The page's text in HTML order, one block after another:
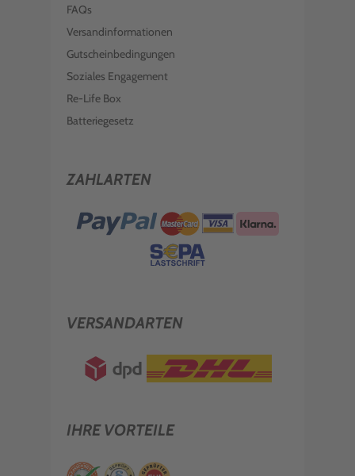
FAQs
Versandinformationen
Gutscheinbedingungen
Soziales Engagement
Re-Life Box
Batteriegesetz
ZAHLARTEN
VERSANDARTEN
IHRE VORTEILE